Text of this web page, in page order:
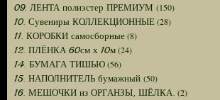
09. ЛЕНТА полиэстер ПРЕМИУМ (150)
10. Сувениры КОЛЛЕКЦИОННЫЕ(28)
11. КОРОБКИ самосборные(8)
12. ПЛЁНКА 60см х 10м(24)
14. БУМАГА ТИШЬЮ(56)
15. НАПОЛНИТЕЛЬ бумажный (50)
16. МЕШОЧКИ из ОРГАНЗЫ, ШЁЛКА. (2)